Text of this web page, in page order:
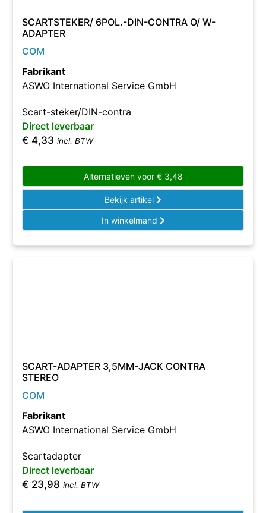
SCARTSTEKER/ 6POL.-DIN-CONTRA O/ W-
ADAPTER
COM
Fabrikant
ASWO International Service GmbH
Scart-steker/DIN-contra
Direct leverbaar
€ 4,33 incl. BTW
Alternatieven voor €3,48
Bekijk artikel
In winkelmand
SCART-ADAPTER 3,5MM-JACK CONTRA
STEREO
COM
Fabrikant
ASWO International Service GmbH
Scartadapter
Direct leverbaar
€ 23,98 incl. BTW